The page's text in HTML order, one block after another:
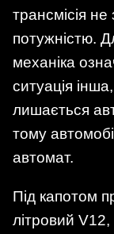
трансмісія
потужністю.
механіка
ситуація
лишається
тому
автомат.
Під капотом
літровий V12,